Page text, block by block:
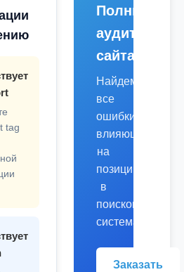
tag
Полный
аудит
сайта
Найдем
все
ошибки,
влияющие
на
позиции
в
поисковых
системах.
Заказать